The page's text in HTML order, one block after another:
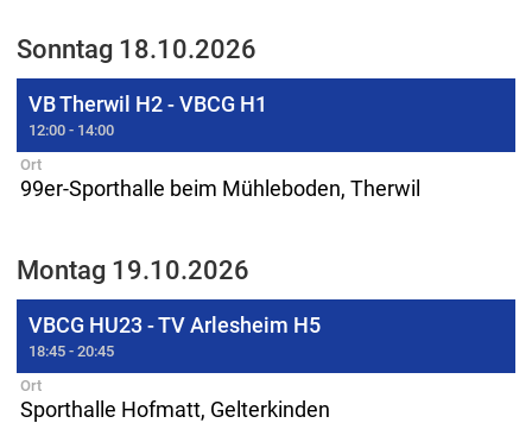
Sonntag 18.10.2026
VB Therwil H2 - VBCG H1
12:00 - 14:00
Ort
99er-Sporthalle beim Mühleboden, Therwil
Montag 19.10.2026
VBCG HU23 - TV Arlesheim H5
18:45 - 20:45
Ort
Sporthalle Hofmatt, Gelterkinden